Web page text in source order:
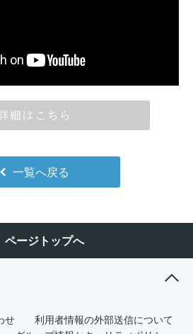
細はこちら
一覧へ戻る
ページトップへ
せ
利用者情報の外部送信について